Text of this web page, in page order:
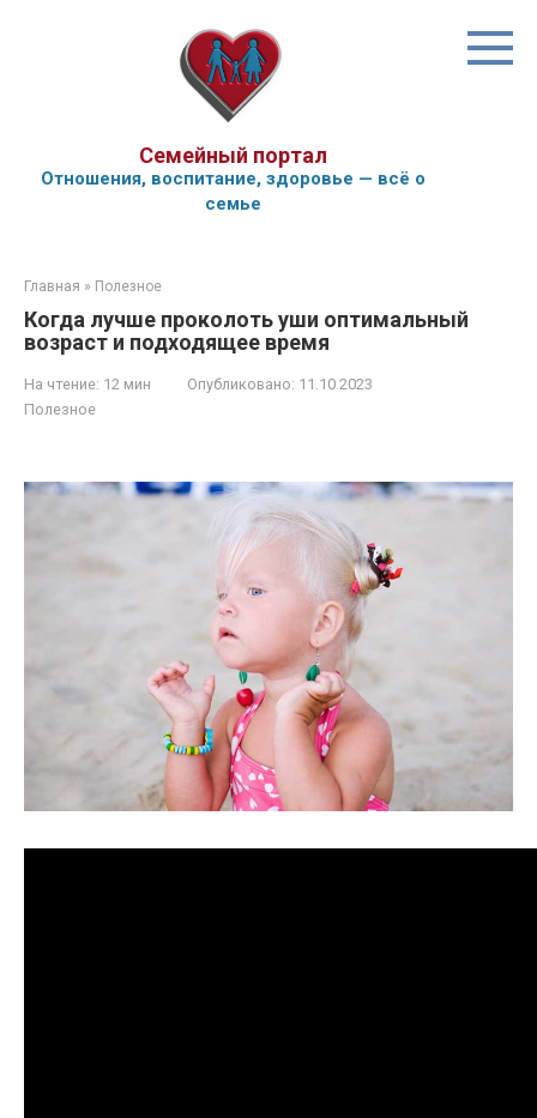
Семейный портал
Отношения, воспитание, здоровье — всё о
семье
Главная » Полезное
Когда лучше проколоть уши оптимальный
возраст и подходящее время
На чтение: 12 мин Опубликовано: 11.10.2023
Полезное